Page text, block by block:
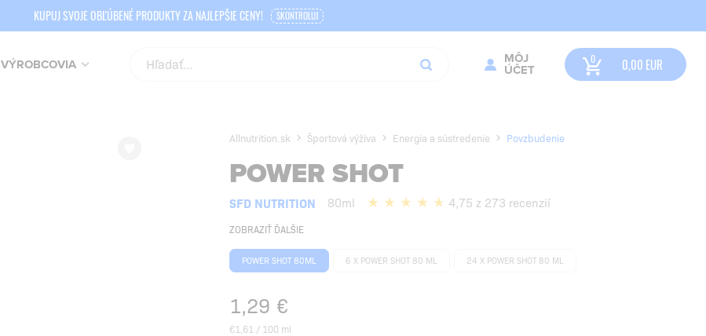
KUPUJ SVOJE OBĽÚBENÉ PRODUKTY ZA NAJLEPŠIE CENY! SKONTROLUJ
VÝROBCOVIA
MÔJ
ÚČET
0,00 EUR
Allnutrition.sk Športová výživa Energia a sústredenie Povzbudenie
POWER SHOT
SFD NUTRITION 80ml 4,75 z 273 recenzií
ZOBRAZIŤ ĎALŠIE
POWER SHOT 80ML 6 X POWER SHOT 80 ML 24 X POWER SHOT 80 ML
1,29 €
€1,61 / 100 ml